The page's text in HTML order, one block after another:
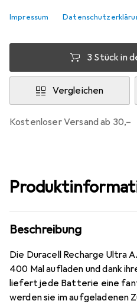
Impressum
3 Stück in
Vergleichen
Kostenloser Versand ab 30,–
Beschreibung
Die Duracell Recharge Ultra
400 Mal aufladen und dank
liefert jede Batterie eine
werden sie im aufgeladenen